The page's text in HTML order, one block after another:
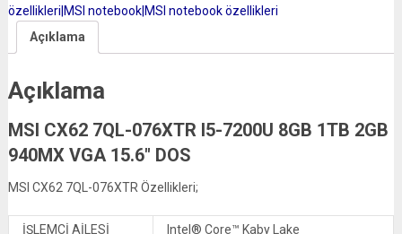
özellikleri|MSI notebook|MSI notebook özellikleri
Açıklama
Açıklama
MSI CX62 7QL-076XTR I5-7200U 8GB 1TB 2GB
940MX VGA 15.6″ DOS
MSI CX62 7QL-076XTR Özellikleri;
İŞLEMCİ AİLESİ
Intel® Core™ Kaby Lake